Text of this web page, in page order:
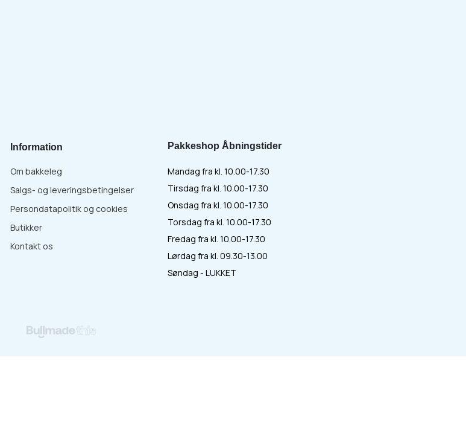
Pakkeshop Åbningstider
Mandag fra kl. 10.00-17.30
Tirsdag fra kl. 10.00-17.30
Onsdag fra kl. 10.00-17.30
Torsdag fra kl. 10.00-17.30
Fredag fra kl. 10.00-17.30
Lørdag fra kl. 09.30-13.00
Søndag - LUKKET
Information
Om bakkeleg
Salgs- og leveringsbetingelser
Persondatapolitik og cookies
Butikker
Kontakt os